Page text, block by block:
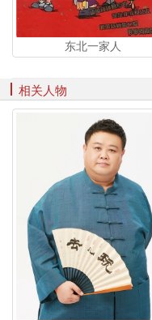
东北一家人
相关人物